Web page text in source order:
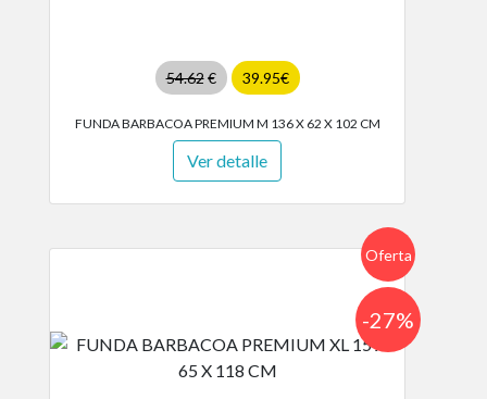
54.62€ 39.95€
FUNDA BARBACOA PREMIUM M 136 X 62 X 102 CM
Ver detalle
Oferta
-27%